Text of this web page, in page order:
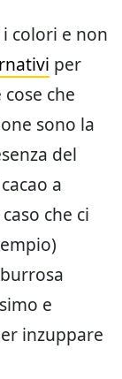
colori e non
per
che
sono la
del
a
che ci
e
inzuppare